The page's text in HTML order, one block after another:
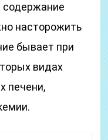
насторожить
бывает при
видах
печени,